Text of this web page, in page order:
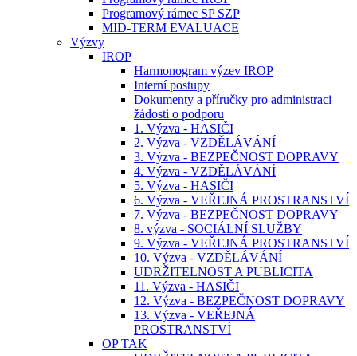
Programový rámec SP SZP
MID-TERM EVALUACE
Výzvy
IROP
Harmonogram výzev IROP
Interní postupy
Dokumenty a příručky pro administraci
žádosti o podporu
1. Výzva - HASIČI
2. Výzva - VZDĚLÁVÁNÍ
3. Výzva - BEZPEČNOST DOPRAVY
4. Výzva - VZDĚLÁVÁNÍ
5. Výzva - HASIČI
6. Výzva - VEŘEJNÁ PROSTRANSTVÍ
7. Výzva - BEZPEČNOST DOPRAVY
8. výzva - SOCIÁLNÍ SLUŽBY
9. Výzva - VEŘEJNÁ PROSTRANSTVÍ
10. Výzva - VZDĚLÁVÁNÍ
UDRŽITELNOST A PUBLICITA
11. Výzva - HASIČI
12. Výzva - BEZPEČNOST DOPRAVY
13. Výzva - VEŘEJNÁ
PROSTRANSTVÍ
OP TAK